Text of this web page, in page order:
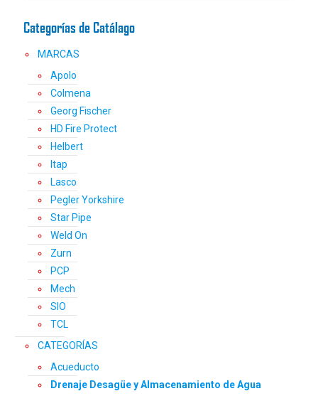
Categorías de Catálago
MARCAS
Apolo
Colmena
Georg Fischer
HD Fire Protect
Helbert
Itap
Lasco
Pegler Yorkshire
Star Pipe
Weld On
Zurn
PCP
Mech
SIO
TCL
CATEGORÍAS
Acueducto
Drenaje Desagüe y Almacenamiento de Agua